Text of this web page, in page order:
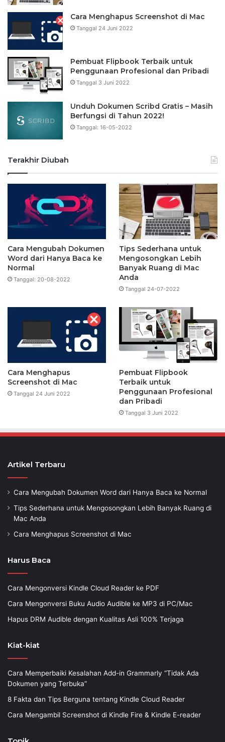
Cara Menghapus Screenshot di Mac
Tanggal 24 Juni 2022
Pembuat Flipbook Terbaik untuk
Penggunaan Profesional dan Pribadi
Tanggal 3 Juni 2022
Unduh Dokumen Scribd Gratis – Masih
Berfungsi di Tahun 2022!
Tanggal: 16-05-2022
Terakhir Diubah
Cara Mengubah Dokumen
Word dari Hanya Baca ke
Normal
Tanggal: 20-08-2022
Tips Sederhana untuk
Mengosongkan Lebih
Banyak Ruang di Mac
Anda
Tanggal 24-07-2022
Cara Menghapus
Screenshot di Mac
Tanggal 24 Juni 2022
Pembuat Flipbook
Terbaik untuk
Penggunaan Profesional
dan Pribadi
Tanggal 3 Juni 2022
Artikel Terbaru
Cara Mengubah Dokumen Word dari Hanya Baca ke Normal
Tips Sederhana untuk Mengosongkan Lebih Banyak Ruang di
Mac Anda
Cara Menghapus Screenshot di Mac
Harus Baca
Cara Mengonversi Kindle Cloud Reader ke PDF
Cara Mengonversi Buku Audio Audible ke MP3 di PC/Mac
Hapus DRM Audible dengan Kualitas Asli 100% Terjaga
Kiat-kiat
Cara Memperbaiki Kesalahan Add-in Grammarly “Tidak Ada
Dokumen yang Terbuka”
8 Fakta dan Tips Berguna tentang Kindle Cloud Reader
Cara Mengambil Screenshot di Kindle Fire & Kindle E-reader